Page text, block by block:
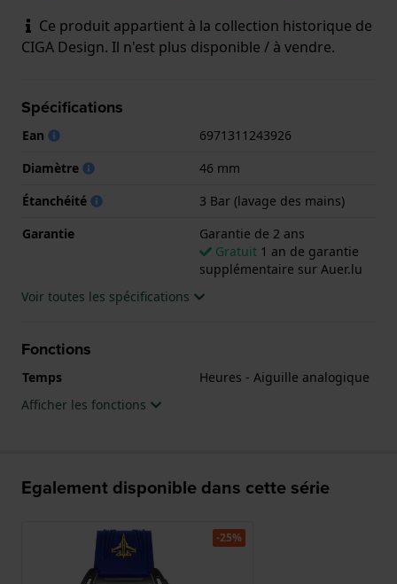
Ce produit appartient à la collection historique de
CIGA Design. Il n'est plus disponible / à vendre.
Spécifications
Ean
6971311243926
Diamètre
46 mm
Étanchéité
3 Bar (lavage des mains)
Garantie
Garantie de 2 ans
Gratuit 1 an de garantie
supplémentaire sur Auer.lu
Voir toutes les spécifications
Fonctions
Temps
Heures - Aiguille analogique
Afficher les fonctions
Egalement disponible dans cette série
-25%